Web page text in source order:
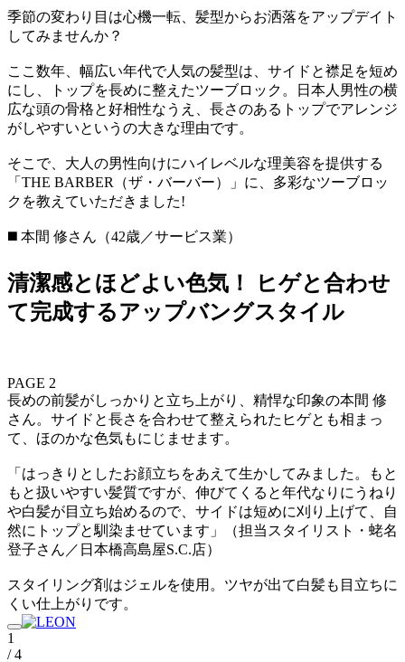
季節の変わり目は心機一転、髪型からお洒落をアップデイト
してみませんか？
ここ数年、幅広い年代で人気の髪型は、サイドと襟足を短め
にし、トップを長めに整えたツーブロック。日本人男性の横
広な頭の骨格と好相性なうえ、長さのあるトップでアレンジ
がしやすいというの大きな理由です。
そこで、大人の男性向けにハイレベルな理美容を提供する
「THE BARBER（ザ・バーバー）」に、多彩なツーブロッ
クを教えていただきました!
◼️ 本間 修さん（42歳／サービス業）
清潔感とほどよい色気！ ヒゲと合わせ
て完成するアップバングスタイル
PAGE 2
長めの前髪がしっかりと立ち上がり、精悍な印象の本間 修
さん。サイドと長さを合わせて整えられたヒゲとも相まっ
て、ほのかな色気もにじませます。
「はっきりとしたお顔立ちをあえて生かしてみました。もと
もと扱いやすい髪質ですが、伸びてくると年代なりにうねり
や白髪が目立ち始めるので、サイドは短めに刈り上げて、自
然にトップと馴染ませています」（担当スタイリスト・蛯名
登子さん／日本橋高島屋S.C.店）
スタイリング剤はジェルを使用。ツヤが出て白髪も目立ちに
くい仕上がりです。
1
/ 4